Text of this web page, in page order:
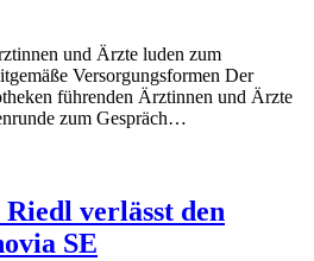
und Ärzte luden zum
Versorgungsformen Der
führenden Ärztinnen und Ärzte
zum Gespräch…
verlässt den
SE